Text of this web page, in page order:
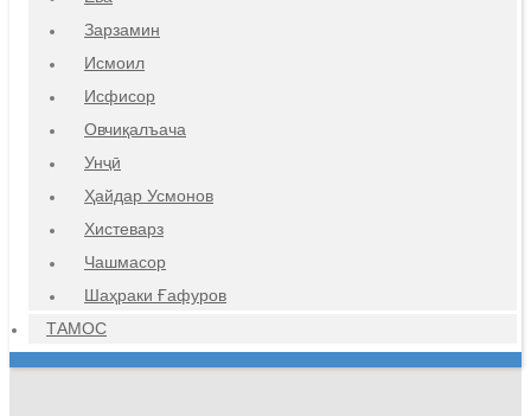
Зарзамин
Исмоил
Исфисор
Овчиқалъача
Унҷӣ
Ҳайдар Усмонов
Хистеварз
Чашмасор
Шаҳраки Ғафуров
ТАМОС